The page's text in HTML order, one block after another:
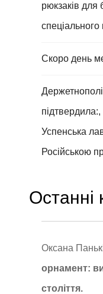
рюкзаків для
Скоро день
Успенська
Російською
Останні
Оксана
орнамент:
століття.